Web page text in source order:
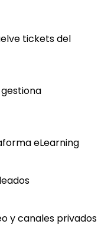
tickets del
eLearning
y canales privados